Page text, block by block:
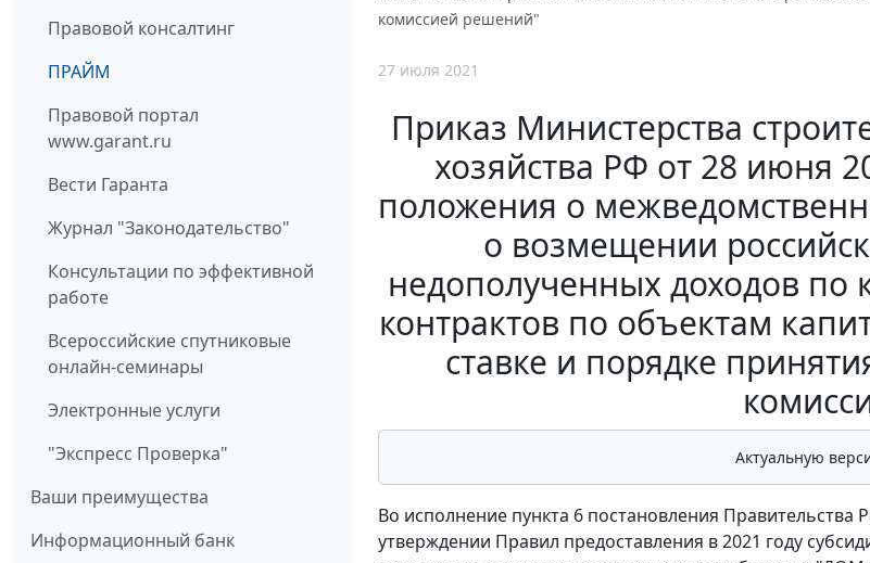
Правовой консалтинг
ПРАЙМ
Правовой портал
www.garant.ru
Вести Гаранта
Журнал "Законодательство"
Консультации по эффективной
работе
Всероссийские спутниковые
онлайн-семинары
Электронные услуги
"Экспресс Проверка"
Ваши преимущества
Информационный банк
комиссией решений"
27 июля 2021
Приказ Министерства
хозяйства РФ от 28 июня
положения о
о возмещении
недополученных доходов по
контрактов по объектам
ставке и порядке
Актуальную
Во исполнение пункта 6 постановления Правительства
утверждении Правил предоставления в 2021 году